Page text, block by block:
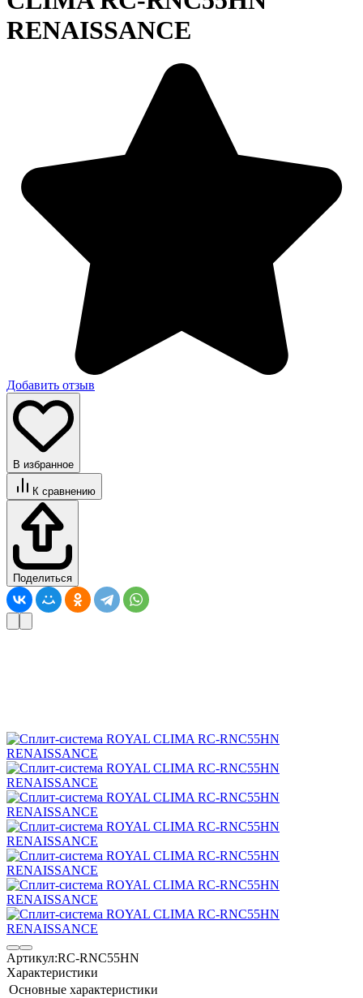
RENAISSANCE
Добавить отзыв
В избранное
К сравнению
Поделиться
Артикул:RC-RNC55HN
Характеристики
Основные характеристики